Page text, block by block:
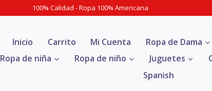
100% Calidad - Ropa 100% Americana
Inicio Carrito Mi Cuenta Ropa de Dama
Ropa de niña
Ropa de niño Juguetes
Spanish